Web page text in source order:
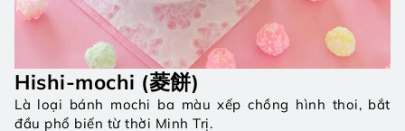
Hishi-mochi (菱餅)
Là loại bánh mochi ba màu xếp chồng hình thoi, bắt
đầu phổ biến từ thời Minh Trị.